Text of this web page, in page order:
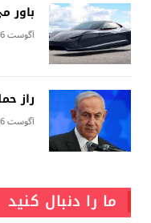
باور
آگوست 6, 2026
راز
آگوست 6, 2026
ما را دنبال کنید